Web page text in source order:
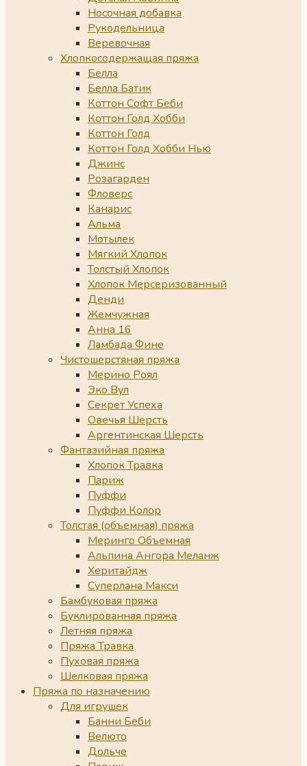
Носочная добавка
Рукодельница
Веревочная
Хлопкосодержащая пряжа
Белла
Белла Батик
Коттон Софт Беби
Коттон Голд Хобби
Коттон Голд
Коттон Голд Хобби Нью
Джинс
Розагарден
Фловерс
Канарис
Альма
Мотылек
Мягкий Хлопок
Толстый Хлопок
Хлопок Мерсеризованный
Денди
Жемчужная
Анна 16
Ламбада Фине
Чистошерстяная пряжа
Мерино Роял
Эко Вул
Секрет Успеха
Овечья Шерсть
Аргентинская Шерсть
Фантазийная пряжа
Хлопок Травка
Париж
Пуффи
Пуффи Колор
Толстая (объемная) пряжа
Меринго Объемная
Альпина Ангора Меланж
Херитайдж
Суперлана Макси
Бамбуковая пряжа
Буклированная пряжа
Летняя пряжа
Пряжа Травка
Пуховая пряжа
Шелковая пряжа
Пряжа по назначению
Для игрушек
Банни Беби
Велюто
Дольче